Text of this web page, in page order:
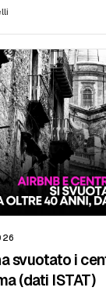
svuotato i
(dati ISTAT)